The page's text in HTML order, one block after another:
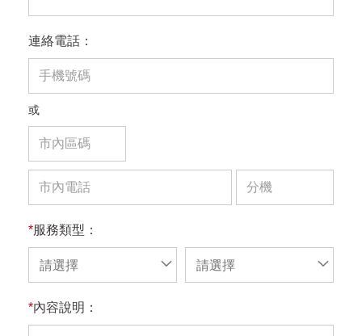
連絡電話：
或
*服務類型：
請選擇 請選擇
*內容說明：